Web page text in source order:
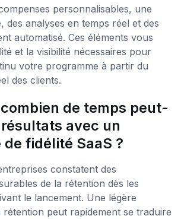
personnalisables, une
des analyses en temps réel et des
automatisé. Ces éléments vous
et la visibilité nécessaires pour
votre programme à partir du
des clients.
de temps peut-
avec un
fidélité SaaS ?
constatent des
de la rétention dès les
le lancement. Une légère
rétention peut rapidement se traduire